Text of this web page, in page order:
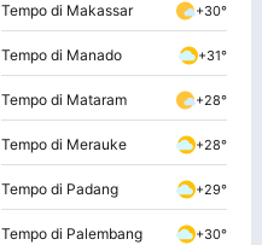
Tempo di Makassar +30°
Tempo di Manado +31°
Tempo di Mataram +28°
Tempo di Merauke +28°
Tempo di Padang +29°
Tempo di Palembang +30°